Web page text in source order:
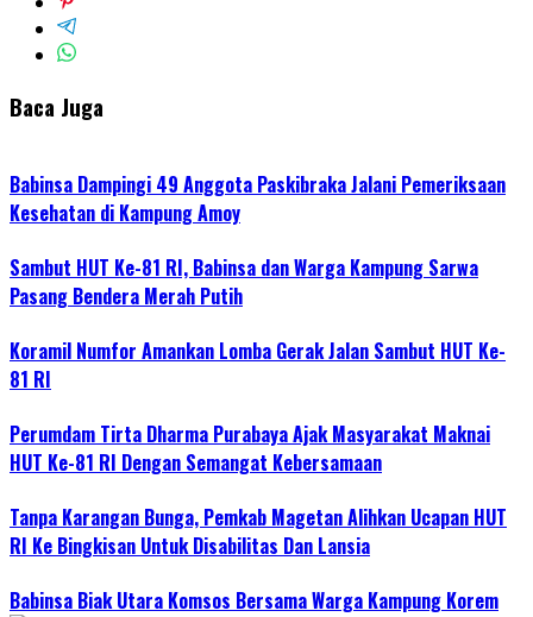
Baca Juga
Babinsa Dampingi 49 Anggota Paskibraka Jalani Pemeriksaan
Kesehatan di Kampung Amoy
Sambut HUT Ke-81 RI, Babinsa dan Warga Kampung Sarwa
Pasang Bendera Merah Putih
Koramil Numfor Amankan Lomba Gerak Jalan Sambut HUT Ke-
81 RI
Perumdam Tirta Dharma Purabaya Ajak Masyarakat Maknai
HUT Ke-81 RI Dengan Semangat Kebersamaan
Tanpa Karangan Bunga, Pemkab Magetan Alihkan Ucapan HUT
RI Ke Bingkisan Untuk Disabilitas Dan Lansia
Babinsa Biak Utara Komsos Bersama Warga Kampung Korem